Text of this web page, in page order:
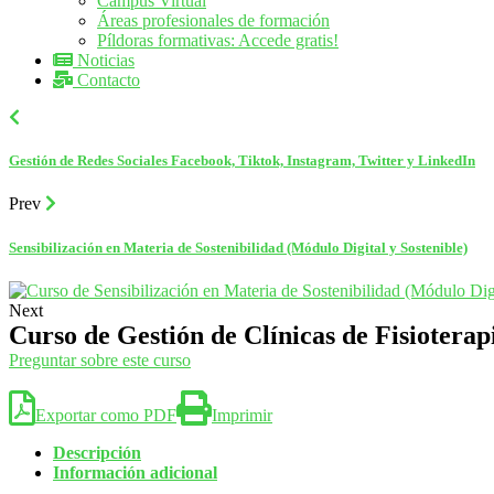
Áreas profesionales de formación
Píldoras formativas: Accede gratis!
Noticias
Contacto
Gestión de Redes Sociales Facebook, Tiktok, Instagram, Twitter y LinkedIn
Prev
Sensibilización en Materia de Sostenibilidad (Módulo Digital y Sostenible)
Next
Curso de Gestión de Clínicas de
Preguntar sobre este curso
Exportar como PDF
Imprimir
Descripción
Información adicional